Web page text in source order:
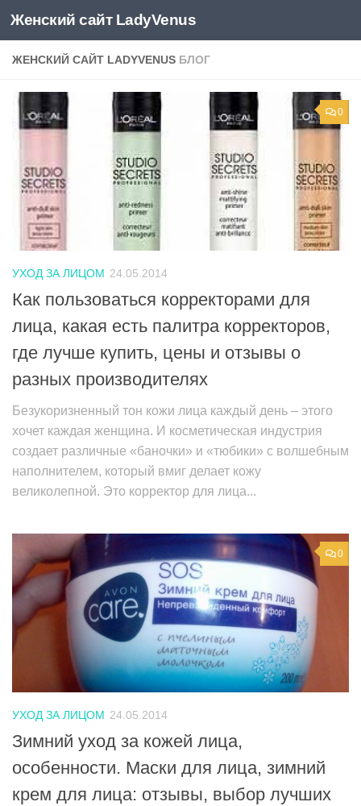
Skip to content
Женский сайт LadyVenus
ЖЕНСКИЙ САЙТ LADYVENUS БЛОГ
0
УХОД ЗА ЛИЦОМ 24.05.2014
Как пользоваться корректорами для
лица, какая есть палитра корректоров,
где лучше купить, цены и отзывы о
разных производителях
Безукоризненный тон кожи лица каждый день – этого
хочет каждая женщина. И косметическая индустрия
создает различные «баночки» и «тюбики» с волшебным
наполнителем, который вмиг делает кожу
великолепной. Это корректор для лица...
0
УХОД ЗА ЛИЦОМ 24.05.2014
Зимний уход за кожей лица,
особенности. Маски для лица, зимний
крем для лица: отзывы, выбор лучших